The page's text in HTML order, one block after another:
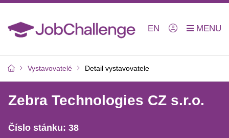
EN
Vystavovatelé Detail vystavovatele
Zebra Technologies CZ s.r.o.
Číslo stánku: 38